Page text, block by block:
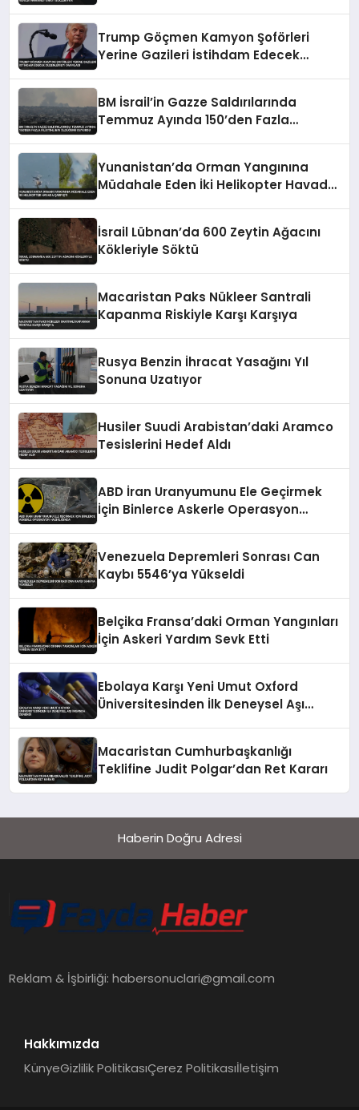
Trump Göçmen Kamyon Şoförleri
Yerine Gazileri İstihdam Edecek
BM İsrail’in Gazze Saldırılarında
Temmuz Ayında 150’den Fazla
Yunanistan’da Orman Yangınına
Müdahale Eden İki Helikopter Havada
İsrail Lübnan’da 600 Zeytin Ağacını
Kökleriyle Söktü
Macaristan Paks Nükleer Santrali
Kapanma Riskiyle Karşı Karşıya
Rusya Benzin İhracat Yasağını Yıl
Sonuna Uzatıyor
Husiler Suudi Arabistan’daki Aramco
Tesislerini Hedef Aldı
ABD İran Uranyumunu Ele Geçirmek
İçin Binlerce Askerle Operasyon
Venezuela Depremleri Sonrası Can
Kaybı 5546’ya Yükseldi
Belçika Fransa’daki Orman Yangınları
İçin Askeri Yardım Sevk Etti
Ebolaya Karşı Yeni Umut Oxford
Üniversitesinden İlk Deneysel Aşı
Macaristan Cumhurbaşkanlığı
Teklifine Judit Polgar’dan Ret Kararı
Haberin Doğru Adresi
Reklam & İşbirliği:habersonuclari@gmail.com
Hakkımızda
KünyeGizlilik PolitikasıÇerez Politikasıİletişim